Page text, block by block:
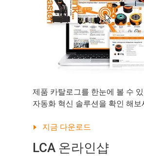
제품 카탈로그를 한눈에 볼 수
자동화 혁신 솔루션을 확인 해보
지금 다운로드
LCA 온라인샵